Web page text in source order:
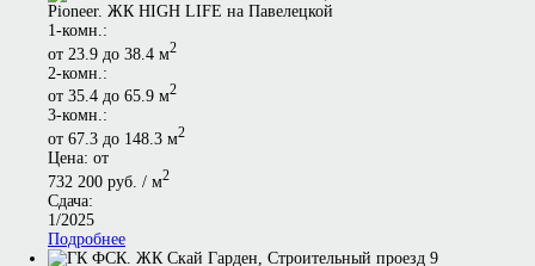
Pioneer. ЖК HIGH LIFE на Павелецкой
1-комн.:
от 23.9 до 38.4 м2
2-комн.:
от 35.4 до 65.9 м2
3-комн.:
от 67.3 до 148.3 м2
Цена: от
732 200 руб. / м2
Сдача:
1/2025
Подробнее